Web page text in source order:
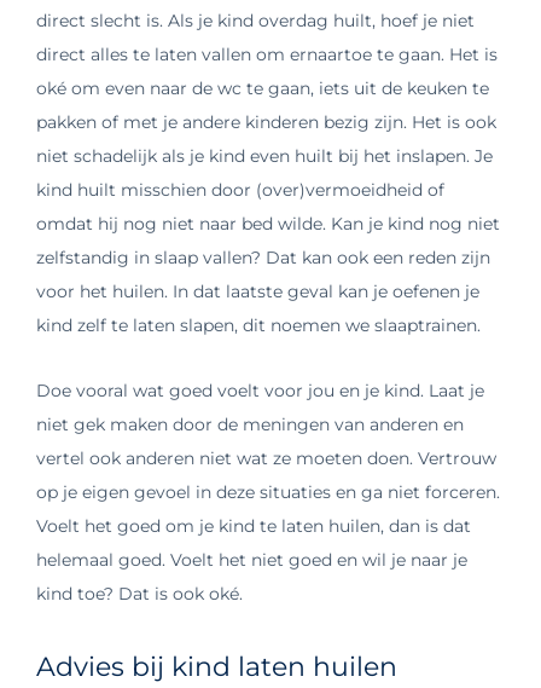
direct slecht is. Als je kind overdag huilt, hoef je niet
direct alles te laten vallen om ernaartoe te gaan. Het is
oké om even naar de wc te gaan, iets uit de keuken te
pakken of met je andere kinderen bezig zijn. Het is ook
niet schadelijk als je kind even huilt bij het inslapen. Je
kind huilt misschien door (over)vermoeidheid of
omdat hij nog niet naar bed wilde. Kan je kind nog niet
zelfstandig in slaap vallen? Dat kan ook een reden zijn
voor het huilen. In dat laatste geval kan je oefenen je
kind zelf te laten slapen, dit noemen we slaaptrainen.
Doe vooral wat goed voelt voor jou en je kind. Laat je
niet gek maken door de meningen van anderen en
vertel ook anderen niet wat ze moeten doen. Vertrouw
op je eigen gevoel in deze situaties en ga niet forceren.
Voelt het goed om je kind te laten huilen, dan is dat
helemaal goed. Voelt het niet goed en wil je naar je
kind toe? Dat is ook oké.
Advies bij kind laten huilen